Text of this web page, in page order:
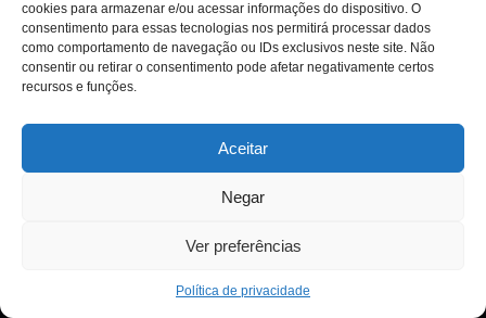
cookies para armazenar e/ou acessar informações do dispositivo. O
consentimento para essas tecnologias nos permitirá processar dados
como comportamento de navegação ou IDs exclusivos neste site. Não
consentir ou retirar o consentimento pode afetar negativamente certos
recursos e funções.
Aceitar
Negar
Ver preferências
Política de privacidade
Copyright © 2025 INAED - Todos os direitos reservados